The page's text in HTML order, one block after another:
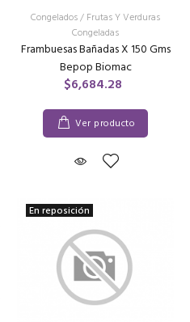
Congelados/ Frutas Y Verduras
Congeladas
Frambuesas Bañadas X 150 Gms
Bepop Biomac
$6,684.28
Ver producto
En reposición